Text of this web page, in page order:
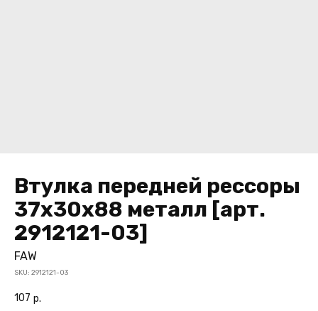
Втулка передней рессоры
37x30x88 металл [арт.
2912121-03]
FAW
SKU: 2912121-03
107 р.